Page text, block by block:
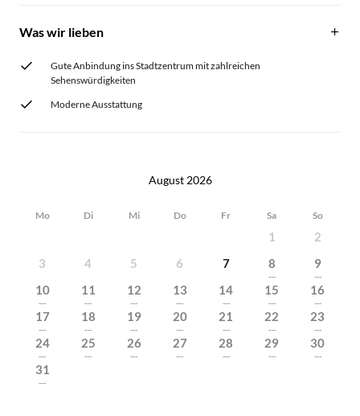
Was wir lieben
Gute Anbindung ins Stadtzentrum mit zahlreichen
Sehenswürdigkeiten
Moderne Ausstattung
August 2026
Mo Di Mi Do Fr Sa So
1
2
3
4 5 6 7 8
---
9
---
10
---
11
---
12
---
13
---
14
---
15
---
16
---
17
---
18
---
19
---
20
---
21
---
22
---
23
---
24
---
25
---
26
---
27
---
28
---
29
---
30
---
31
---